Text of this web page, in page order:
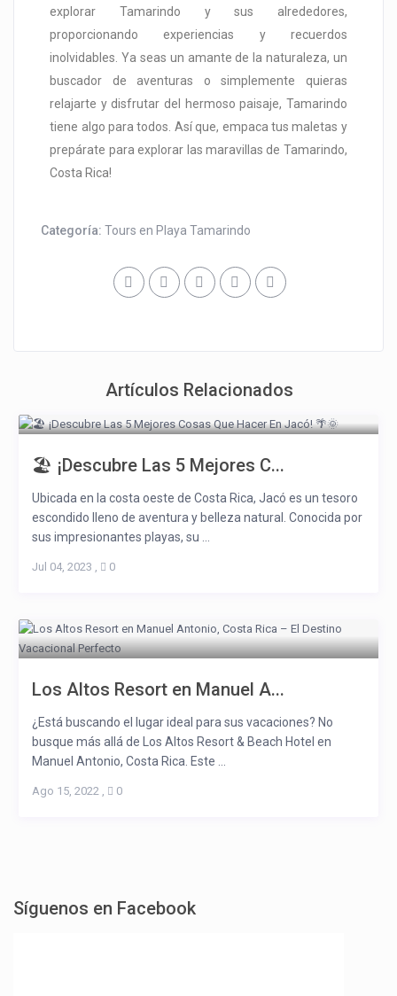
explorar Tamarindo y sus alrededores,
proporcionando experiencias y recuerdos
inolvidables. Ya seas un amante de la naturaleza, un
buscador de aventuras o simplemente quieras
relajarte y disfrutar del hermoso paisaje, Tamarindo
tiene algo para todos. Así que, empaca tus maletas y
prepárate para explorar las maravillas de Tamarindo,
Costa Rica!
Categoría:Tours en Playa Tamarindo
Artículos Relacionados
🏖️ ¡Descubre Las 5 Mejores C...
Ubicada en la costa oeste de Costa Rica, Jacó es un tesoro
escondido lleno de aventura y belleza natural. Conocida por
sus impresionantes playas, su ...
Jul 04, 2023 , 0
Los Altos Resort en Manuel A...
¿Está buscando el lugar ideal para sus vacaciones? No
busque más allá de Los Altos Resort & Beach Hotel en
Manuel Antonio, Costa Rica. Este ...
Ago 15, 2022, 0
Síguenos en Facebook